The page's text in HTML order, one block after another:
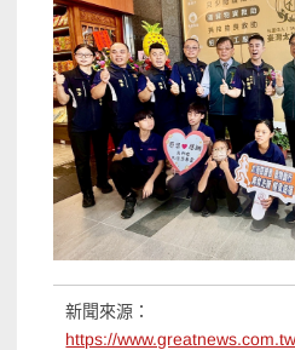
新聞來源：
https://